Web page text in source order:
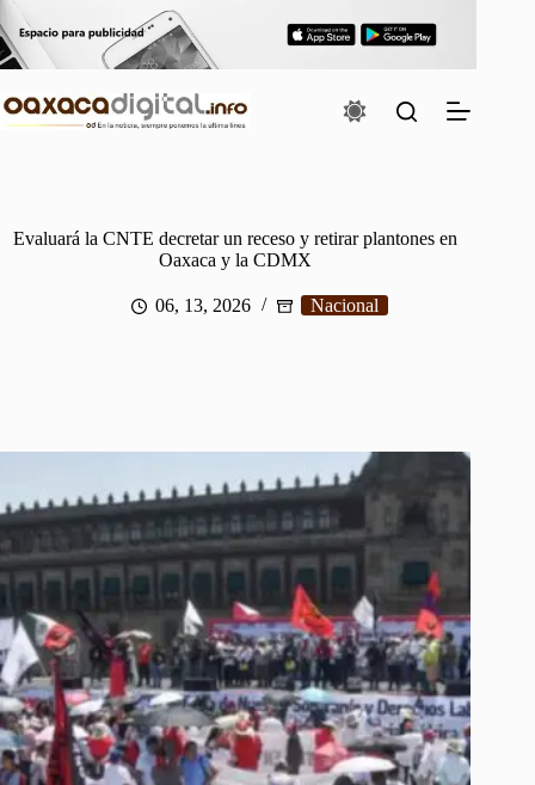
al
contenido
Evaluará la CNTE decretar un receso y retirar plantones en
Oaxaca y la CDMX
06, 13, 2026 Nacional